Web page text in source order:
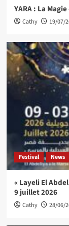
YARA : La
Cathy 19/07/
Festival News
« Layeli El
9 juillet 2026
Cathy 28/06/